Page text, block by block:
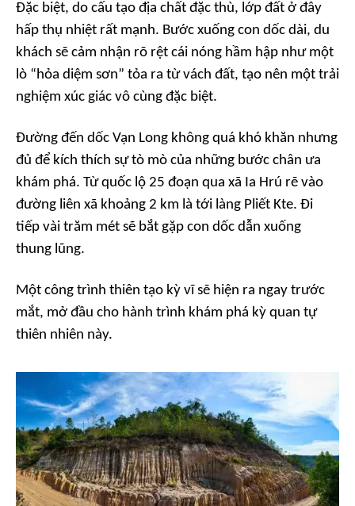
Đặc biệt, do cấu tạo địa chất đặc thù, lớp đất ở đây
hấp thụ nhiệt rất mạnh. Bước xuống con dốc dài, du
khách sẽ cảm nhận rõ rệt cái nóng hầm hập như một
lò “hỏa diệm sơn” tỏa ra từ vách đất, tạo nên một trải
nghiệm xúc giác vô cùng đặc biệt.
Đường đến dốc Vạn Long không quá khó khăn nhưng
đủ để kích thích sự tò mò của những bước chân ưa
khám phá. Từ quốc lộ 25 đoạn qua xã Ia Hrú rẽ vào
đường liên xã khoảng 2 km là tới làng Pliết Kte. Đi
tiếp vài trăm mét sẽ bắt gặp con dốc dẫn xuống
thung lũng.
Một công trình thiên tạo kỳ vĩ sẽ hiện ra ngay trước
mắt, mở đầu cho hành trình khám phá kỳ quan tự
thiên nhiên này.